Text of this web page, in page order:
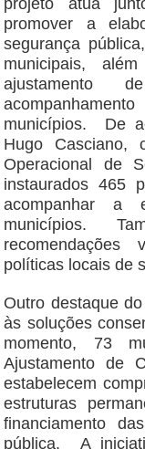
projeto atua
promover a
segurança
municipais,
ajustamento
municípios. De
Hugo Casciano,
Operacional de
instaurados 465
acompanhar a
municípios.
recomendações
políticas locais de
Outro destaque
às soluções
momento, 73
Ajustamento de
estabelecem
estruturas
financiamento
pública. A